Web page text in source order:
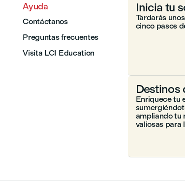
Ayuda
Contáctanos
Preguntas frecuentes
Visita LCI Education
Inicia tu
Tardarás
cinco pasos
Destinos
Enriquece tu
ampliando tu
valiosas para